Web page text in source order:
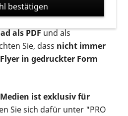
angeboten: zur
als gedruckte Variante
als PDFund als
Sie, dass nicht immer
in gedruckter Form
ist exklusiv für
Sie sich dafür unter "PRO
bestätigen